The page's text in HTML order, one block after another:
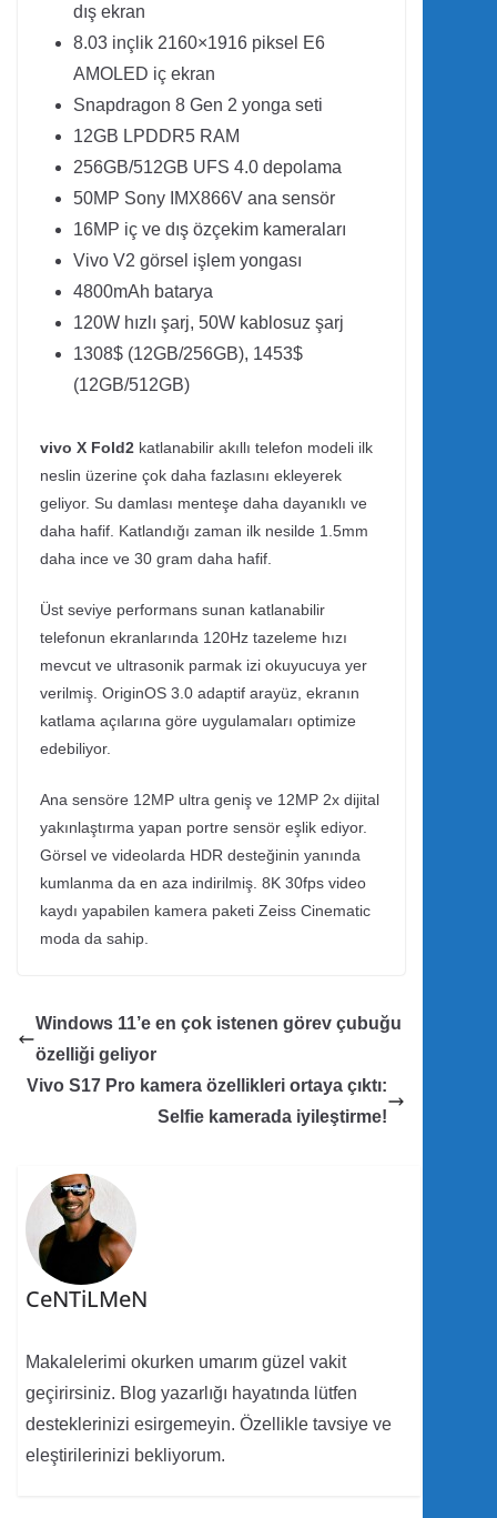
dış ekran
8.03 inçlik 2160×1916 piksel E6
AMOLED iç ekran
Snapdragon 8 Gen 2 yonga seti
12GB LPDDR5 RAM
256GB/512GB UFS 4.0 depolama
50MP Sony IMX866V ana sensör
16MP iç ve dış özçekim kameraları
Vivo V2 görsel işlem yongası
4800mAh batarya
120W hızlı şarj, 50W kablosuz şarj
1308$ (12GB/256GB), 1453$
(12GB/512GB)
vivo X Fold2 katlanabilir akıllı telefon modeli ilk
neslin üzerine çok daha fazlasını ekleyerek
geliyor. Su damlası menteşe daha dayanıklı ve
daha hafif. Katlandığı zaman ilk nesilde 1.5mm
daha ince ve 30 gram daha hafif.
Üst seviye performans sunan katlanabilir
telefonun ekranlarında 120Hz tazeleme hızı
mevcut ve ultrasonik parmak izi okuyucuya yer
verilmiş. OriginOS 3.0 adaptif arayüz, ekranın
katlama açılarına göre uygulamaları optimize
edebiliyor.
Ana sensöre 12MP ultra geniş ve 12MP 2x dijital
yakınlaştırma yapan portre sensör eşlik ediyor.
Görsel ve videolarda HDR desteğinin yanında
kumlanma da en aza indirilmiş. 8K 30fps video
kaydı yapabilen kamera paketi Zeiss Cinematic
moda da sahip.
Windows 11’e en çok istenen görev çubuğu
özelliği geliyor
Vivo S17 Pro kamera özellikleri ortaya çıktı:
Selfie kamerada iyileştirme!
CeNTiLMeN
Makalelerimi okurken umarım güzel vakit
geçirirsiniz. Blog yazarlığı hayatında lütfen
desteklerinizi esirgemeyin. Özellikle tavsiye ve
eleştirilerinizi bekliyorum.